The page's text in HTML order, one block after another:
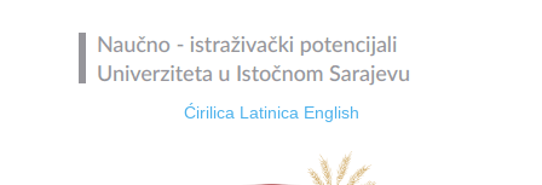
Ćirilica Latinica English